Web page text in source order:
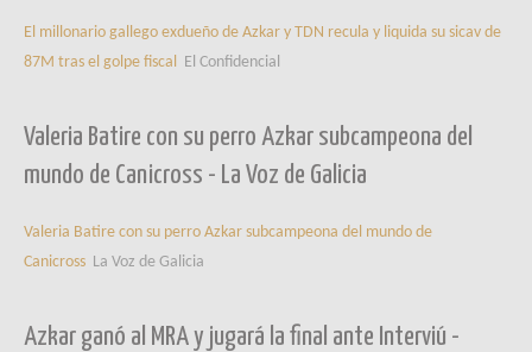
El millonario gallego exdueño de Azkar y TDN recula y liquida su sicav de
87M tras el golpe fiscal
El Confidencial
Valeria Batire con su perro Azkar subcampeona del
mundo de Canicross - La Voz de Galicia
Valeria Batire con su perro Azkar subcampeona del mundo de
Canicross La Voz de Galicia
Azkar ganó al MRA y jugará la final ante Interviú -